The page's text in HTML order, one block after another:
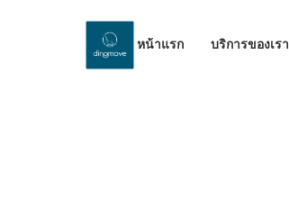
หน้าแรก บริการของเรา